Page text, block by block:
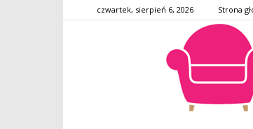
czwartek, sierpień 6, 2026 Strona